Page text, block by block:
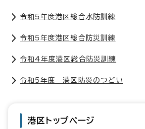
令和5年度港区総合水防訓練
令和5年度港区総合防災訓練
令和4年度港区総合防災訓練
令和5年度 港区防災のつどい
港区トップページ